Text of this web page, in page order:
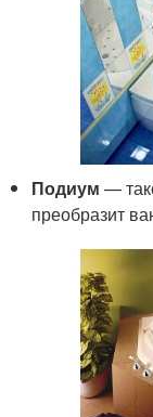
Подиум —
преобразит